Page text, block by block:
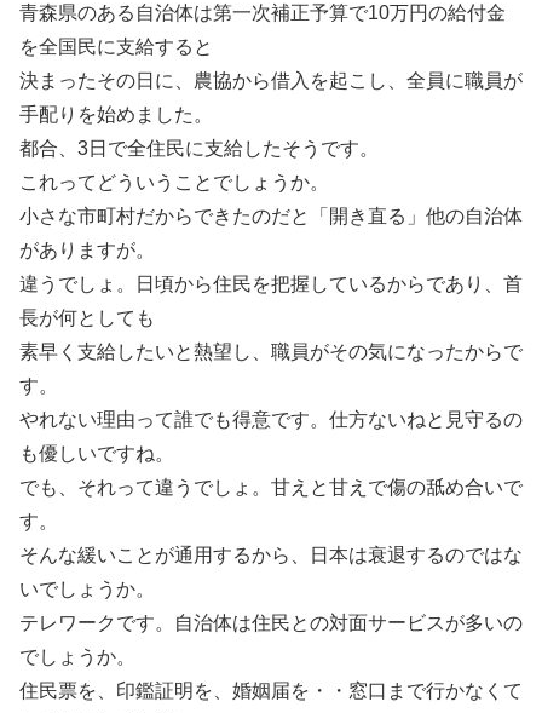
青森県のある自治体は第一次補正予算で10万円の給付金
を全国民に支給すると
決まったその日に、農協から借入を起こし、全員に職員が
手配りを始めました。
都合、3日で全住民に支給したそうです。
これってどういうことでしょうか。
小さな市町村だからできたのだと「開き直る」他の自治体
がありますが。
違うでしょ。日頃から住民を把握しているからであり、首
長が何としても
素早く支給したいと熱望し、職員がその気になったからで
す。
やれない理由って誰でも得意です。仕方ないねと見守るの
も優しいですね。
でも、それって違うでしょ。甘えと甘えで傷の舐め合いで
す。
そんな緩いことが通用するから、日本は衰退するのではな
いでしょうか。
テレワークです。自治体は住民との対面サービスが多いの
でしょうか。
住民票を、印鑑証明を、婚姻届を・・窓口まで行かなくて